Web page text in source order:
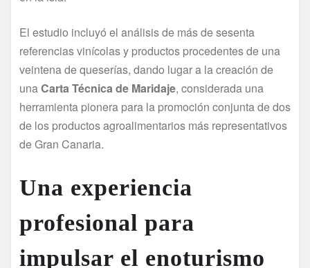
El estudio incluyó el análisis de más de sesenta
referencias vinícolas y productos procedentes de una
veintena de queserías, dando lugar a la creación de
unaCarta Técnica de Maridaje, considerada una
herramienta pionera para la promoción conjunta de dos
de los productos agroalimentarios más representativos
de Gran Canaria.
Una experiencia
profesional para
impulsar el enoturismo